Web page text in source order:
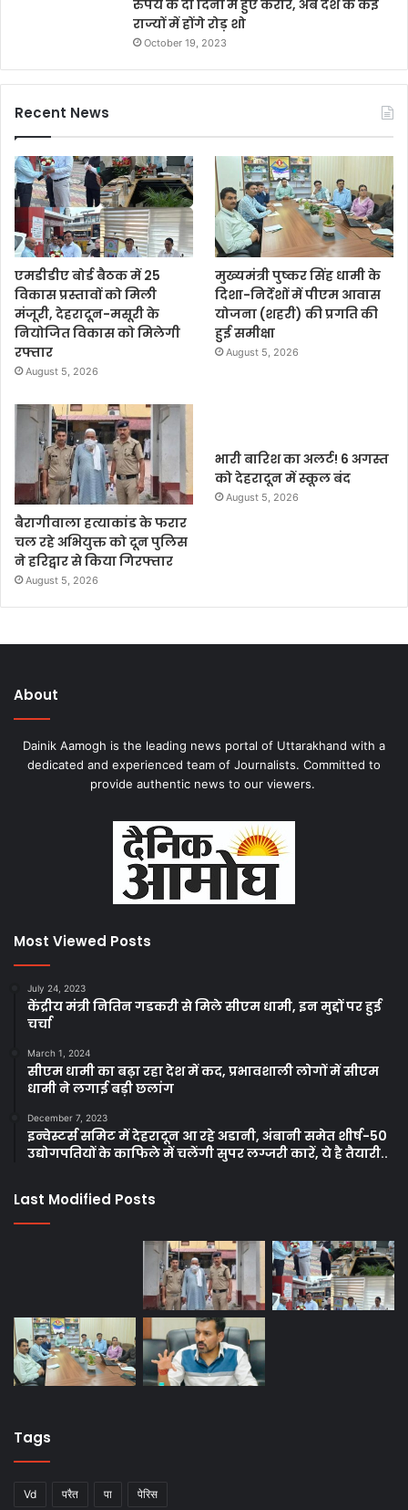
रुपये के दो दिनों में हुए करार, अब देश के कई
राज्यों में होंगे रोड़ शो
October 19, 2023
Recent News
एमडीडीए बोर्ड बैठक में 25
विकास प्रस्तावों को मिली
मंजूरी, देहरादून-मसूरी के
नियोजित विकास को मिलेगी
रफ्तार
August 5, 2026
मुख्यमंत्री पुष्कर सिंह धामी के
दिशा-निर्देशों में पीएम आवास
योजना (शहरी) की प्रगति की
हुई समीक्षा
August 5, 2026
बैरागीवाला हत्याकांड के फरार
चल रहे अभियुक्त को दून पुलिस
ने हरिद्वार से किया गिरफ्तार
August 5, 2026
भारी बारिश का अलर्ट! 6 अगस्त
को देहरादून में स्कूल बंद
August 5, 2026
About
Dainik Aamogh is the leading news portal of Uttarakhand with a
dedicated and experienced team of Journalists. Committed to
provide authentic news to our viewers.
Most Viewed Posts
July 24, 2023
केंद्रीय मंत्री नितिन गडकरी से मिले सीएम धामी, इन मुद्दों पर हुई
चर्चा
March 1, 2024
सीएम धामी का बढ़ा रहा देश में कद, प्रभावशाली लोगों में सीएम
धामी ने लगाई बड़ी छलांग
December 7, 2023
इन्वेस्टर्स समिट में देहरादून आ रहे अडानी, अंबानी समेत शीर्ष-50
उद्योगपतियों के काफिले में चलेंगी सुपर लग्जरी कारें, ये है तैयारी..
Last Modified Posts
Tags
Vd परैत पा पेरिस